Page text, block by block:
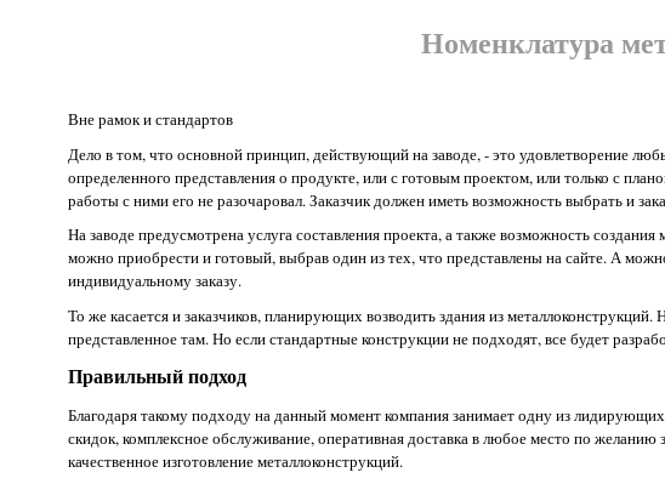
Номенклатура
Вне рамок и стандартов
Дело в том, что основной принцип, действующий на заводе, - это удовлетворение
определенного представления о продукте, или с готовым проектом, или только с
работы с ними его не разочаровал. Заказчик должен иметь возможность выбрать и
На заводе предусмотрена услуга составления проекта, а также возможность
можно приобрести и готовый, выбрав один из тех, что представлены на сайте. А
индивидуальному заказу.
То же касается и заказчиков, планирующих возводить здания из
представленное там. Но если стандартные конструкции не подходят, все будет
Правильный подход
Благодаря такому подходу на данный момент компания занимает одну из
скидок, комплексное обслуживание, оперативная доставка в любое место по
качественное изготовление металлоконструкций.